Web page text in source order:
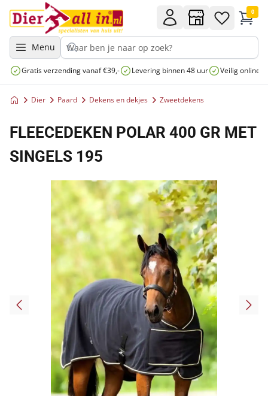
Menu
0
Gratis verzending vanaf €39,- Levering binnen 48 uur Veilig online
Dier Paard Dekens en dekjes Zweetdekens
FLEECEDEKEN POLAR 400 GR MET
SINGELS 195